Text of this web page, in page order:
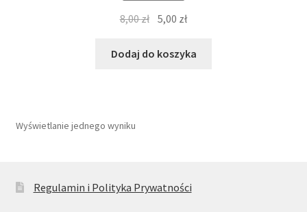
8,00zł Pierwotna
wynosiła:
5,00 złAktualna
wynosi:
Dodaj do koszyka
Wyświetlanie jednego wyniku
Regulamin i Polityka Prywatności